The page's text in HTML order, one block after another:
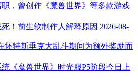
，曾创作《魔兽世界》等多款游戏
！前生软制作人解释原因 2026-08-
怀特斯垂克大乱斗期间为额外奖励而
《魔兽世界》时光服P5阶段今日上